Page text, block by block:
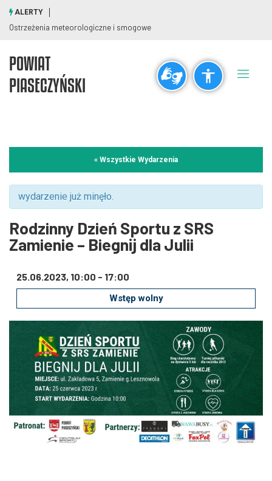
visibility_off title
Rozdzielczość
Czcionki
Zmniejsz czcionkę
spellcheck
Kontrast kolorów
brightness_high
Jasny kontrast
brightness_low
Ciemny kontrast
Odnośniki
ALERTY
Ostrzeżenia meteorologiczne i smogowe
POWIAT
PIASECZYŃSKI
« Wszystkie Wydarzenia
wydarzenie już minęło.
Rodzinny Dzień Sportu z SRS
Zamienie – Biegnij dla Julii
25.06.2023, 10:00 - 17:00
Wstęp wolny